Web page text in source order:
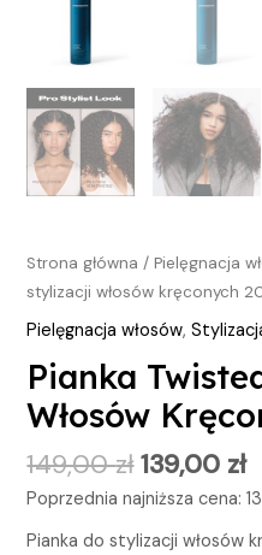
Strona główna /Pielęgnacja
stylizacji włosów kręconych
Pielęgnacja włosów,
Pianka
Włosów
149,00zł 139,00 zł
Poprzednia najniższa cena:
Pianka do stylizacji włosów